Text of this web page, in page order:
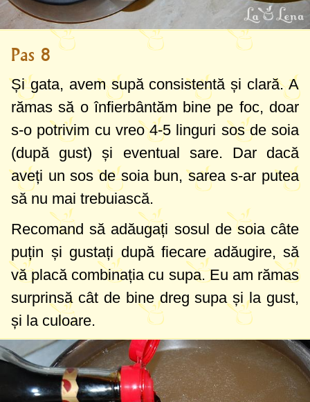
Pas 8
Și gata, avem supă consistentă și clară. A
rămas să o înfierbântăm bine pe foc, doar
s-o potrivim cu vreo4-5 linguri sos de soia
(după gust) și eventual sare. Dar dacă
aveți un sos de soia bun, sarea s-ar putea
să nu mai trebuiască.
Recomand să adăugați sosul de soia câte
puțin și gustați după fiecare adăugire, să
vă placă combinația cu supa. Eu am rămas
surprinsă cât de bine dreg supa și la gust,
și la culoare.